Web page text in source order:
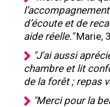
d’écoute et de
aide réelle."Marie,
"J'ai aussi
chambre et lit
de la forêt ; repas
"Merci pour la